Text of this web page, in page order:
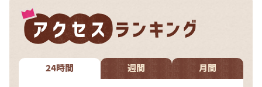
24時間 週間 月間